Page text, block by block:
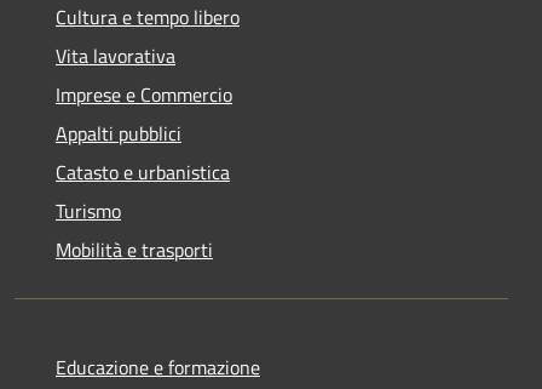
Cultura e tempo libero
Vita lavorativa
Imprese e Commercio
Appalti pubblici
Catasto e urbanistica
Turismo
Mobilità e trasporti
Educazione e formazione